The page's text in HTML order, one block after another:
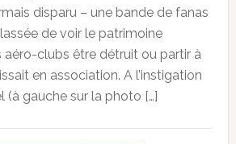
disparu – une bande de fanas
de voir le patrimoine
aéro-clubs être détruit ou partir à
en association. A l’instigation
(à gauche sur la photo […]